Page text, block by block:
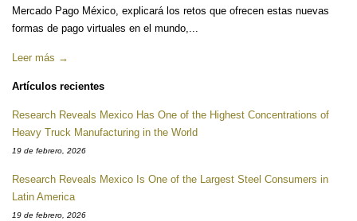
Mercado Pago México, explicará los retos que ofrecen estas nuevas
formas de pago virtuales en el mundo,...
Leer más →
Artículos recientes
Research Reveals Mexico Has One of the Highest Concentrations of
Heavy Truck Manufacturing in the World
19 de febrero, 2026
Research Reveals Mexico Is One of the Largest Steel Consumers in
Latin America
19 de febrero, 2026